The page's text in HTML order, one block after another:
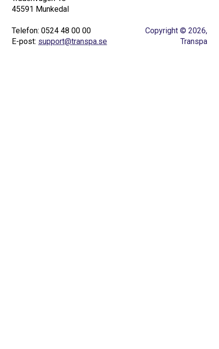
45591 Munkedal
Telefon: 0524 48 00 00
E-post: support@transpa.se
Copyright © 2026,
Transpa